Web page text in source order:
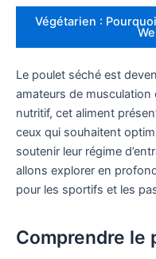
Végétarien :
Le poulet séché est
amateurs de
nutritif, cet aliment
ceux qui souhaitent
soutenir leur régime
allons explorer en
pour les sportifs et les
Comprendre le